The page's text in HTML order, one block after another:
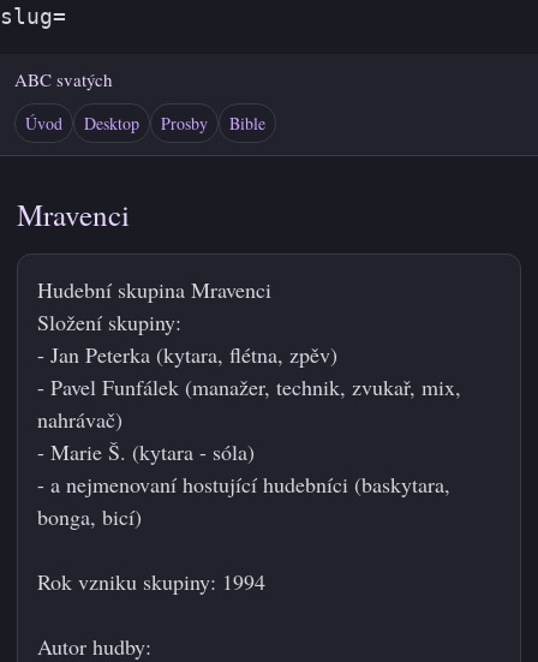
slug=
ABC svatých
Úvod Desktop Prosby Bible
Mravenci
Hudební skupina Mravenci
Složení skupiny:
- Jan Peterka (kytara, flétna, zpěv)
- Pavel Funfálek (manažer, technik, zvukař, mix,
nahrávač)
- Marie Š. (kytara - sóla)
- a nejmenovaní hostující hudebníci (baskytara,
bonga, bicí)
Rok vzniku skupiny: 1994
Autor hudby: